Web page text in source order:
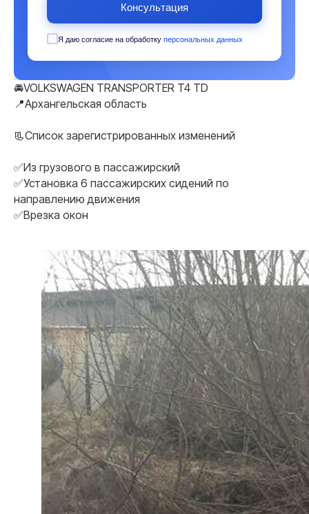
Консультация
Я даю согласие на обработку персональных данных
🚘VOLKSWAGEN TRANSPORTER T4 TD
📍Архангельская область
📃Список зарегистрированных изменений
✅Из грузового в пассажирский
✅Установка 6 пассажирских сидений по
направлению движения
✅Врезка окон